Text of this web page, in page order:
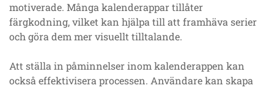
motiverade. Många kalenderappar tillåter
färgkodning, vilket kan hjälpa till att framhäva serier
och göra dem mer visuellt tilltalande.
Att ställa in påminnelser inom kalenderappen kan
också effektivisera processen. Användare kan skapa